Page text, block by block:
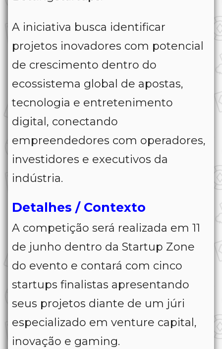
A iniciativa busca identificar
projetos inovadores com potencial
de crescimento dentro do
ecossistema global de apostas,
tecnologia e entretenimento
digital, conectando
empreendedores com operadores,
investidores e executivos da
indústria.
Detalhes / Contexto
A competição será realizada em 11
de junho dentro da Startup Zone
do evento e contará com cinco
startups finalistas apresentando
seus projetos diante de um júri
especializado em venture capital,
inovação e gaming.